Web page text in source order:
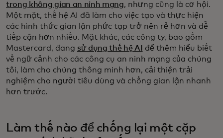
trong không gian an ninh mạng, nhưng cũng là cơ hội.
Một mặt, thế hệ AI đã làm cho việc tạo và thực hiện
các hình thức gian lận phức tạp trở nên rẻ hơn và dễ
tiếp cận hơn nhiều. Mặt khác, các công ty, bao gồm
Mastercard, đang sử dụng thế hệ AI
để thêm hiểu biết
về ngữ cảnh cho các công cụ an ninh mạng của chúng
tôi, làm cho chúng thông minh hơn, cải thiện trải
nghiệm cho người tiêu dùng và chống gian lận nhanh
hơn trước.
Làm thế nào để chống lại một cặp